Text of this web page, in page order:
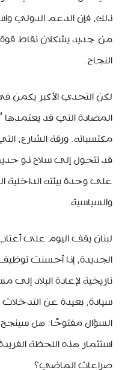
ذلك، فإن الدعم الدولي
من جديد يشكلان نقاط
النجاح.
لكن التحدي الأكبر
المضادة التي قد يعتمدها
مكتسباته. ورقة الشارع،
قد تتحول إلى سلاح ذو
على وحدة بيئته الداخلية
والسياسية.
لبنان يقف اليوم على
الجديدة، إذا أحسنت
تاريخية لإعادة البلاد
سيادة، بعيدة عن
السؤال مفتوحًا: هل
استثمار هذه اللحظة
صراعات الماضي؟